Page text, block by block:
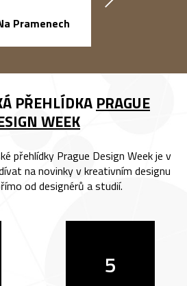
Pramenech
PŘEHLÍDKA PRAGUE
WEEK
přehlídky Prague Design Week je v
na novinky v kreativním designu
od designérů a studií.
5